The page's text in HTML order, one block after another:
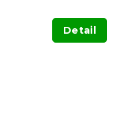
Detail